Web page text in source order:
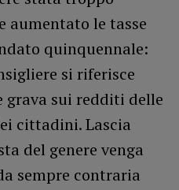
aumentato le tasse
quinquennale:
si riferisce
grava sui redditi delle
cittadini. Lascia
del genere venga
sempre contraria